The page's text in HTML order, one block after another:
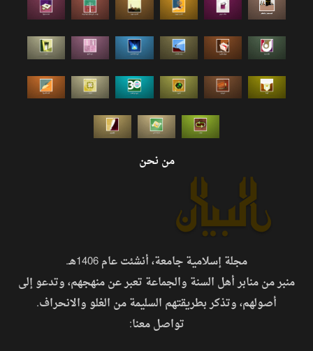
من نحن
مجلة إسلامية جامعة، أنشئت عام 1406هـ.
منبر من منابر أهل السنة والجماعة تعبر عن منهجهم، وتدعو إلى
أصولهم، وتذكر بطريقتهم السليمة من الغلو والانحراف.
تواصل معنا: